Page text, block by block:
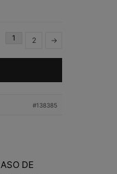
1 2 →
#138385
DE